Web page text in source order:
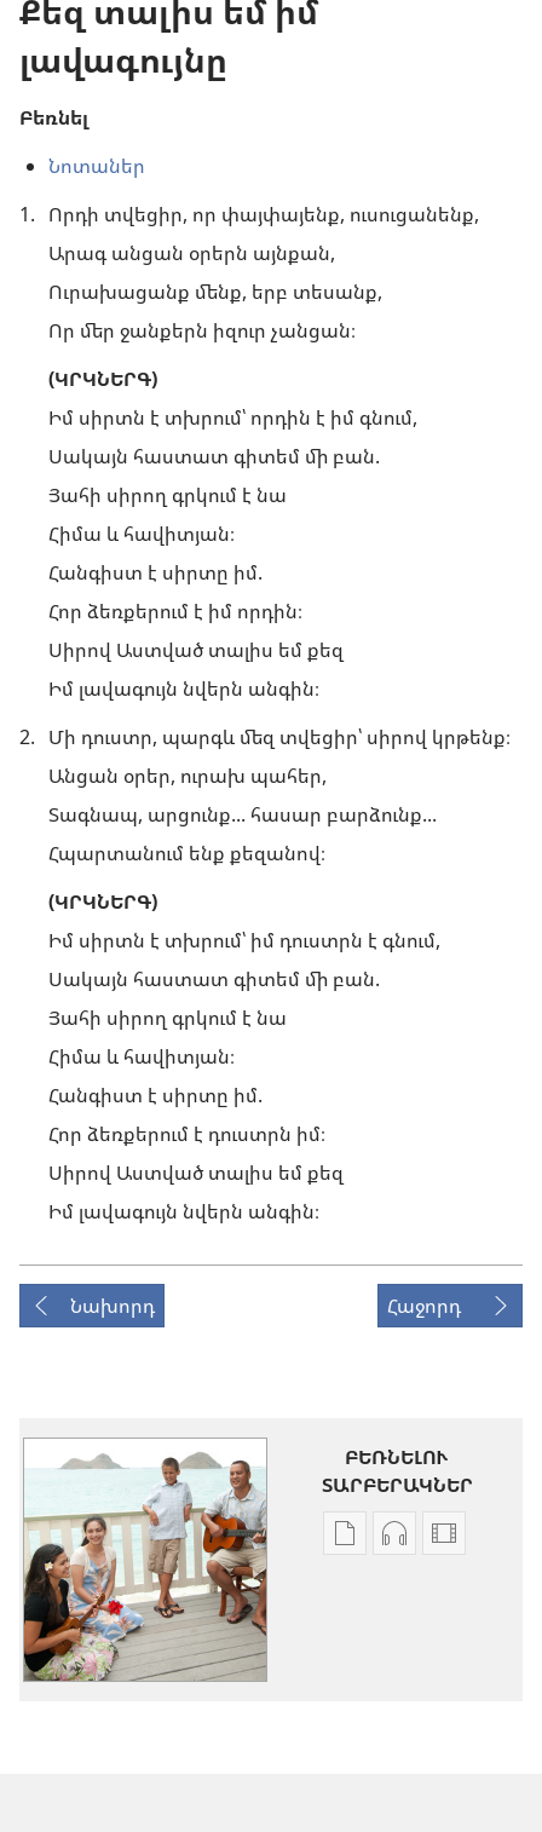
Քեզ տալիս եմ իմ
լավագույնը
Բեռնել
Նոտաներ
1. Որդի տվեցիր, որ փայփայենք, ուսուցանենք,
Արագ անցան օրերն այնքան,
Ուրախացանք մենք, երբ տեսանք,
Որ մեր ջանքերն իզուր չանցան։
(ԿՐԿՆԵՐԳ)
Իմ սիրտն է տխրում՝ որդին է իմ գնում,
Սակայն հաստատ գիտեմ մի բան.
Յահի սիրող գրկում է նա
Հիմա և հավիտյան։
Հանգիստ է սիրտը իմ.
Հոր ձեռքերում է իմ որդին։
Սիրով Աստված տալիս եմ քեզ
Իմ լավագույն նվերն անգին։
2. Մի դուստր, պարգև մեզ տվեցիր՝ սիրով կրթենք։
Անցան օրեր, ուրախ պահեր,
Տագնապ, արցունք... հասար բարձունք...
Հպարտանում ենք քեզանով։
(ԿՐԿՆԵՐԳ)
Իմ սիրտն է տխրում՝ իմ դուստրն է գնում,
Սակայն հաստատ գիտեմ մի բան.
Յահի սիրող գրկում է նա
Հիմա և հավիտյան։
Հանգիստ է սիրտը իմ.
Հոր ձեռքերում է դուստրն իմ։
Սիրով Աստված տալիս եմ քեզ
Իմ լավագույն նվերն անգին։
Նախորդ Հաջորդ
ԲԵՌՆԵԼՈՒ
ՏԱՐԲԵՐԱԿՆԵՐ
Թվային